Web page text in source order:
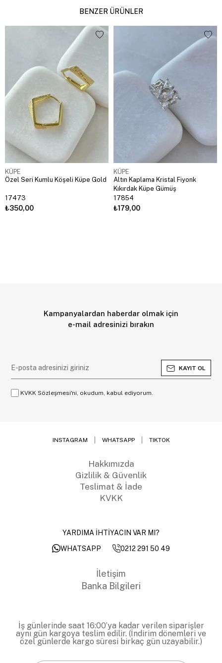
BENZER ÜRÜNLER
KÜPE
Özel Seri Kumlu Köşeli Küpe Gold
17473
₺350,00
KÜPE
Altın Kaplama Kristal Fiyonk
Kıkırdak Küpe Gümüş
17854
₺179,00
Kampanyalardan haberdar olmak için
e-mail adresinizi bırakın
KAYIT OL
KVKK Sözleşmesi'ni, okudum, kabul ediyorum.
INSTAGRAM WHATSAPP TIKTOK
Hakkımızda
Gizlilik & Güvenlik
Teslimat & İade
KVKK
YARDIMA İHTİYACIN VAR MI?
WHATSAPP
0212 291 50 49
İletişim
Banka Bilgileri
İş günlerinde saat 16:00’ya kadar verilen siparişler
aynı gün kargoya teslim edilir. (İndirim dönemleri ve
özel günlerde kargo süresi birkaç gün uzayabilir.)